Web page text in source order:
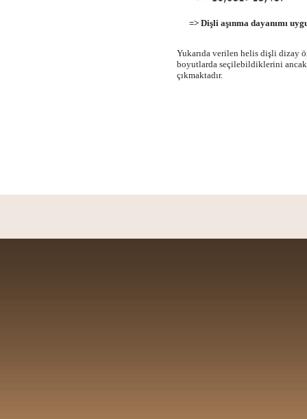
=> Dişli aşınma dayanımı
Yukarıda verilen helis dişli dizay
boyutlarda seçilebildiklerini ancak
çıkmaktadır.